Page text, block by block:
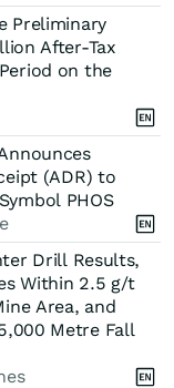
Preliminary
After-Tax
on the
(ADR) to
PHOS
Drill Results,
Within 2.5 g/t
Area, and
Metre Fall